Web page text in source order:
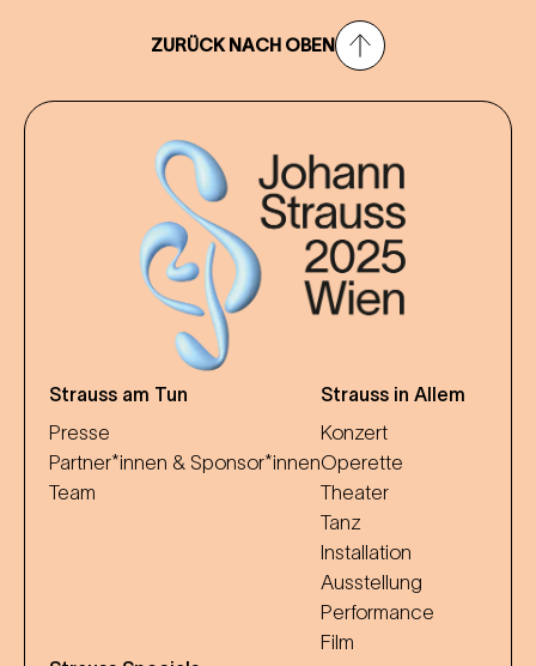
ZURÜCK NACH OBEN
Strauss am Tun
Presse
Partner*innen & Sponsor*innen
Team
Strauss in Allem
Konzert
Operette
Theater
Tanz
Installation
Ausstellung
Performance
Film